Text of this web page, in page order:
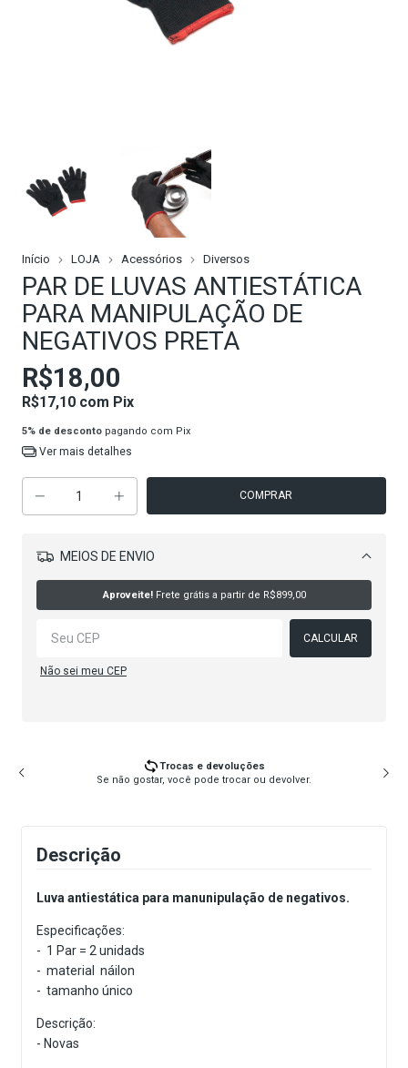
Início LOJA Acessórios Diversos
PAR DE LUVAS ANTIESTÁTICA
PARA MANIPULAÇÃO DE
NEGATIVOS PRETA
R$18,00
R$17,10 com Pix
5% de desconto pagando com Pix
Ver mais detalhes
MEIOS DE ENVIO
Aproveite!Frete grátis a partir de R$899,00
CALCULAR
Não sei meu CEP
Trocas e devoluções
Se não gostar, você pode trocar ou devolver.
Descrição
Luva antiestática para manunipulação de negativos.
Especificações:
- 1 Par = 2 unidads
- material náilon
- tamanho único
Descrição:
- Novas